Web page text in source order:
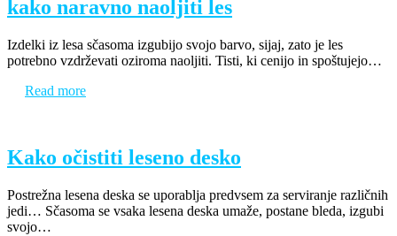
kako naravno naoljiti les
Izdelki iz lesa sčasoma izgubijo svojo barvo, sijaj, zato je les
potrebno vzdrževati oziroma naoljiti. Tisti, ki cenijo in spoštujejo…
Read more
Kako očistiti leseno desko
Postrežna lesena deska se uporablja predvsem za serviranje različnih
jedi… Sčasoma se vsaka lesena deska umaže, postane bleda, izgubi
svojo…